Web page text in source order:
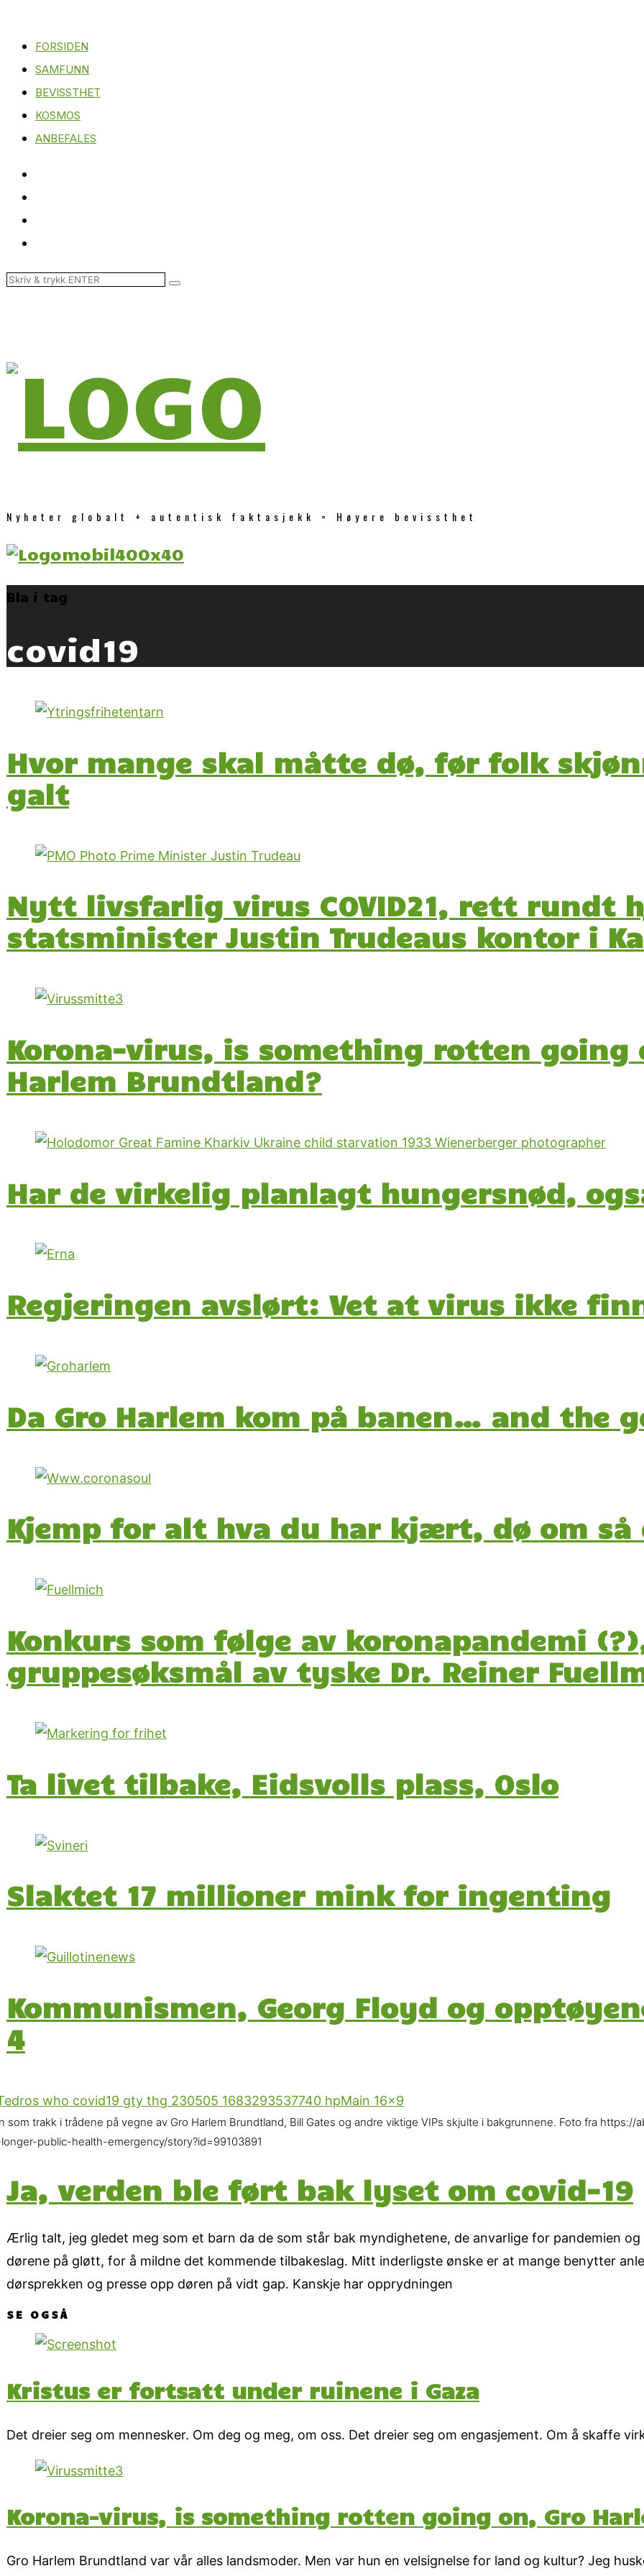
FORSIDEN
SAMFUNN
BEVISSTHET
KOSMOS
ANBEFALES
Nyheter globalt + autentisk faktasjekk = Høyere bevissthet
Bla i tag
covid19
Hvor mange skal måtte dø, før folk
galt
Nytt livsfarlig virus COVID21, rett rundt
statsminister Justin Trudeaus kontor i
Korona-virus, is something rotten going
Harlem Brundtland?
Har de virkelig planlagt hungersnød,
Regjeringen avslørt: Vet at virus ikke
Da Gro Harlem kom på banen… and the
Kjemp for alt hva du har kjært, dø om
Konkurs som følge av koronapandemi
gruppesøksmål av tyske Dr. Reiner
Ta livet tilbake, Eidsvolls plass, Oslo
Slaktet 17 millioner mink for ingenting
Kommunismen, Georg Floyd og
4
som trakk i trådene på vegne av Gro Harlem Brundtland, Bill Gates og andre viktige VIPs skjulte i bakgrunnene. Foto fra
public-health-emergency/story?id=99103891
Ja, verden ble ført bak lyset om covid-19
Ærlig talt, jeg gledet meg som et barn da de som står bak myndighetene, de anvarlige for pandemien
dørene på gløtt, for å mildne det kommende tilbakeslag. Mitt inderligste ønske er at mange benytter
dørsprekken og presse opp døren på vidt gap. Kanskje har opprydningen
SE OGSÅ
Kristus er fortsatt under ruinene i Gaza
Det dreier seg om mennesker. Om deg og meg, om oss. Det dreier seg om engasjement. Om å skaffe
Korona-virus, is something rotten going on, Gro
Gro Harlem Brundtland var vår alles landsmoder. Men var hun en velsignelse for land og kultur? Jeg